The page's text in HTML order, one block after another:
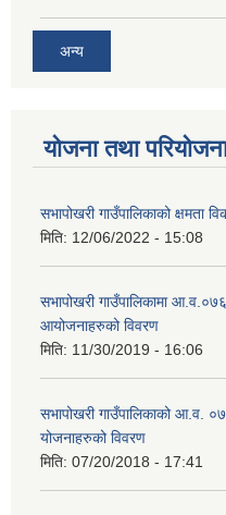
अन्य
योजना तथा
सभापोखरी गाउँपालिकाको क्षमता
मिति: 12/06/2022 - 15:08
सभापोखरी गाउँपालिकामा
आयोजनाहरुको विवरण
मिति: 11/30/2019 - 16:06
सभापोखरी गाउँपालिकाको आ.व.
योजनाहरुको विवरण
मिति: 07/20/2018 - 17:41